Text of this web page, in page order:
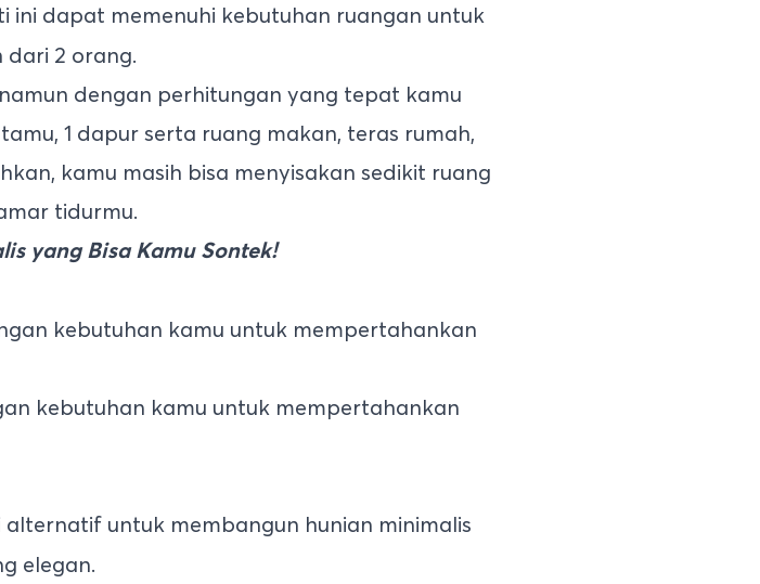
ini dapat memenuhi kebutuhan ruangan untuk
dari 2 orang.
dengan perhitungan yang tepat kamu
1 dapur serta ruang makan, teras rumah,
kamu masih bisa menyisakan sedikit ruang
tidurmu.
yang Bisa Kamu Sontek!
kebutuhan kamu untuk mempertahankan
alternatif untuk membangun hunian minimalis
elegan.